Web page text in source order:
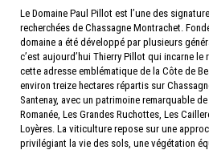
Le Domaine Paul Pillot est l’une des
recherchées de Chassagne Montrachet.
domaine a été développé par plusieurs
c’est aujourd’hui Thierry Pillot qui incarne
cette adresse emblématique de la Côte de
environ treize hectares répartis sur
Santenay, avec un patrimoine remarquable
Romanée, Les Grandes Ruchottes, Les
Loyères. La viticulture repose sur une
privilégiant la vie des sols, une végétation